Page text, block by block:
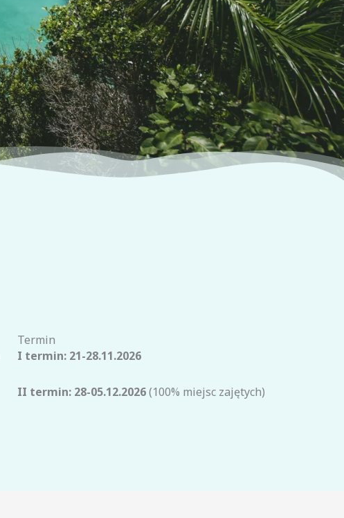
Termin
I termin: 21-28.11.2026
II termin: 28-05.12.2026(100% miejsc zajętych)